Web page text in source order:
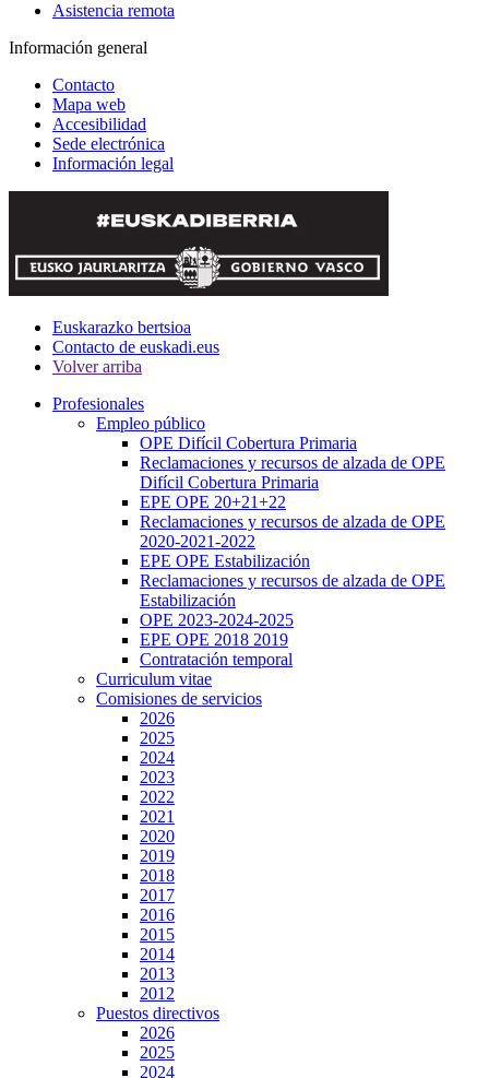
Asistencia remota
Información general
Contacto
Mapa web
Accesibilidad
Sede electrónica
Información legal
Euskarazko bertsioa
Contacto de euskadi.eus
Volver arriba
Profesionales
Empleo público
OPE Difícil Cobertura Primaria
Reclamaciones y recursos de alzada de OPE
Difícil Cobertura Primaria
EPE OPE 20+21+22
Reclamaciones y recursos de alzada de OPE
2020-2021-2022
EPE OPE Estabilización
Reclamaciones y recursos de alzada de OPE
Estabilización
OPE 2023-2024-2025
EPE OPE 2018 2019
Contratación temporal
Curriculum vitae
Comisiones de servicios
2026
2025
2024
2023
2022
2021
2020
2019
2018
2017
2016
2015
2014
2013
2012
Puestos directivos
2026
2025
2024